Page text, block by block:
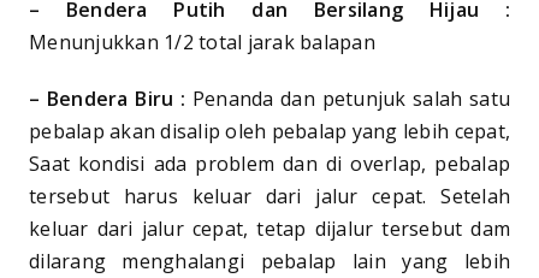
– Bendera Putih dan Bersilang Hijau :
Menunjukkan 1/2 total jarak balapan
– Bendera Biru : Penanda dan petunjuk salah satu
pebalap akan disalip oleh pebalap yang lebih cepat,
Saat kondisi ada problem dan di overlap, pebalap
tersebut harus keluar dari jalur cepat. Setelah
keluar dari jalur cepat, tetap dijalur tersebut dam
dilarang menghalangi pebalap lain yang lebih